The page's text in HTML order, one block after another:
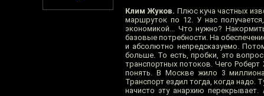
Клим Жуков. Плюс куча частных
маршруток по 12. У нас
экономикой... Что нужно?
базовые потребности. На
и абсолютно непредсказуемо.
больше. То есть, пробки, это
транспортных потоков. Чего
понять. В Москве жило 3
Транспорт ездил тогда, когда надо.
начисто эту анархию